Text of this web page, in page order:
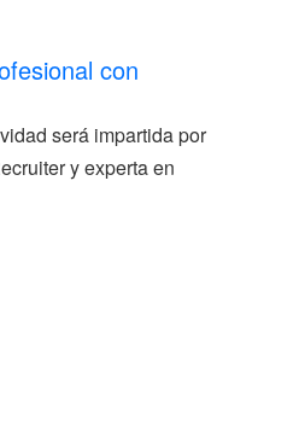
con
será impartida por
y experta en